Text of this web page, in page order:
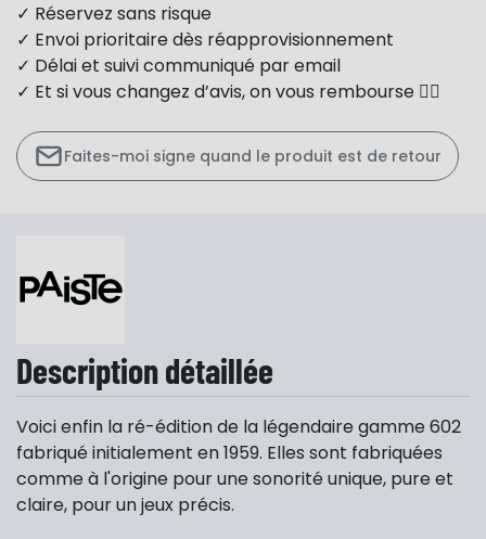
✓ Réservez sans risque
✓ Envoi prioritaire dès réapprovisionnement
✓ Délai et suivi communiqué par email
✓ Et si vous changez d’avis, on vous rembourse 👍🏻
Faites-moi signe quand le produit est de retour
Description détaillée
Voici enfin la ré-édition de la légendaire gamme 602
fabriqué initialement en 1959. Elles sont fabriquées
comme à l'origine pour une sonorité unique, pure et
claire, pour un jeux précis.